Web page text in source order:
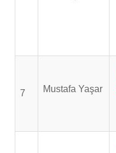
7 Mustafa Yaşar